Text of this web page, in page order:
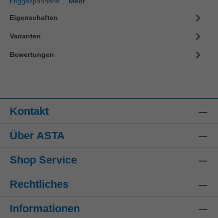
Eigenschaften
Varianten
Bewertungen
Kontakt
Über ASTA
Shop Service
Rechtliches
Informationen